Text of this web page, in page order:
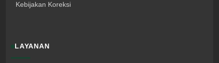
Kebijakan Koreksi
LAYANAN